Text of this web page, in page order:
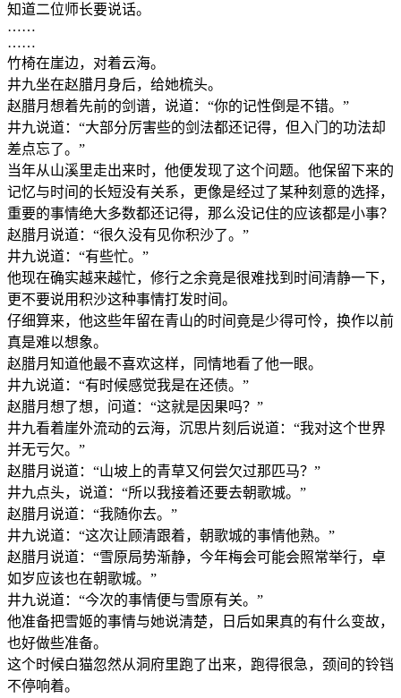
知道二位师长要说话。
……
……
竹椅在崖边，对着云海。
井九坐在赵腊月身后，给她梳头。
赵腊月想着先前的剑谱，说道：“你的记性倒是不错。”
井九说道：“大部分厉害些的剑法都还记得，但入门的功法却
差点忘了。”
当年从山溪里走出来时，他便发现了这个问题。他保留下来的
记忆与时间的长短没有关系，更像是经过了某种刻意的选择，
重要的事情绝大多数都还记得，那么没记住的应该都是小事？
赵腊月说道：“很久没有见你积沙了。”
井九说道：“有些忙。”
他现在确实越来越忙，修行之余竟是很难找到时间清静一下，
更不要说用积沙这种事情打发时间。
仔细算来，他这些年留在青山的时间竟是少得可怜，换作以前
真是难以想象。
赵腊月知道他最不喜欢这样，同情地看了他一眼。
井九说道：“有时候感觉我是在还债。”
赵腊月想了想，问道：“这就是因果吗？”
井九看着崖外流动的云海，沉思片刻后说道：“我对这个世界
并无亏欠。”
赵腊月说道：“山坡上的青草又何尝欠过那匹马？”
井九点头，说道：“所以我接着还要去朝歌城。”
赵腊月说道：“我随你去。”
井九说道：“这次让顾清跟着，朝歌城的事情他熟。”
赵腊月说道：“雪原局势渐静，今年梅会可能会照常举行，卓
如岁应该也在朝歌城。”
井九说道：“今次的事情便与雪原有关。”
他准备把雪姬的事情与她说清楚，日后如果真的有什么变故，
也好做些准备。
这个时候白猫忽然从洞府里跑了出来，跑得很急，颈间的铃铛
不停响着。